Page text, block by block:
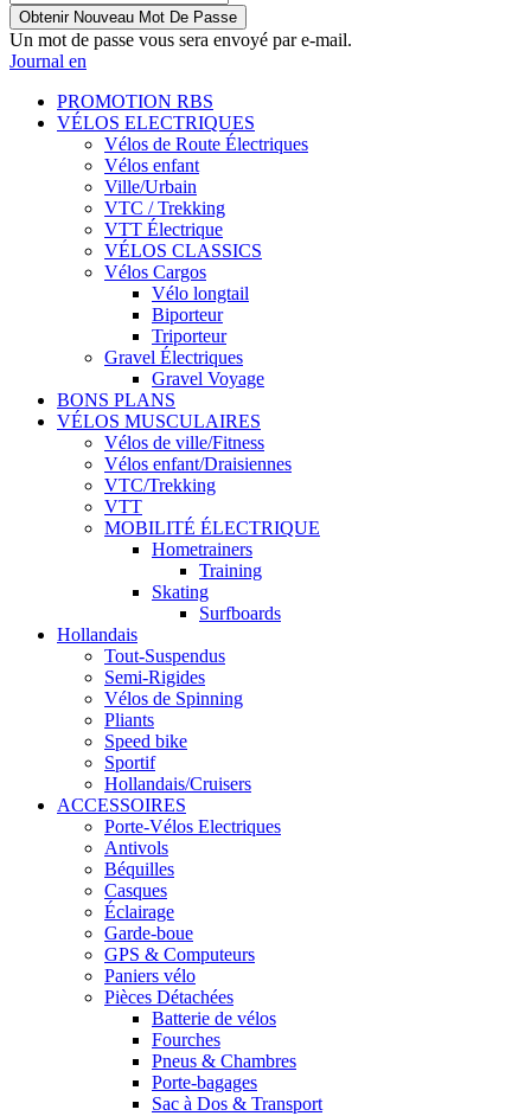
Un mot de passe vous sera envoyé par e-mail.
Journal en
PROMOTION RBS
VÉLOS ELECTRIQUES
Vélos de Route Électriques
Vélos enfant
Ville/Urbain
VTC / Trekking
VTT Électrique
VÉLOS CLASSICS
Vélos Cargos
Vélo longtail
Biporteur
Triporteur
Gravel Électriques
Gravel Voyage
BONS PLANS
VÉLOS MUSCULAIRES
Vélos de ville/Fitness
Vélos enfant/Draisiennes
VTC/Trekking
VTT
MOBILITÉ ÉLECTRIQUE
Hometrainers
Training
Skating
Surfboards
Hollandais
Tout-Suspendus
Semi-Rigides
Vélos de Spinning
Pliants
Speed bike
Sportif
Hollandais/Cruisers
ACCESSOIRES
Porte-Vélos Electriques
Antivols
Béquilles
Casques
Éclairage
Garde-boue
GPS & Computeurs
Paniers vélo
Pièces Détachées
Batterie de vélos
Fourches
Pneus & Chambres
Porte-bagages
Sac à Dos & Transport